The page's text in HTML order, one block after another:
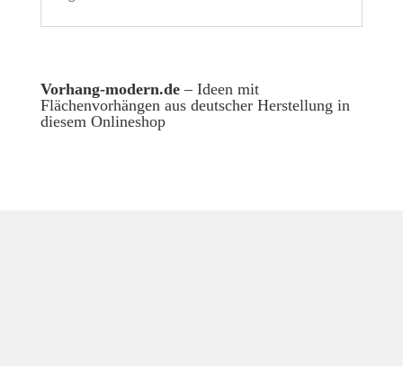
Vorhang-modern.de– Ideen mit
Flächenvorhängen aus deutscher Herstellung in
diesem Onlineshop